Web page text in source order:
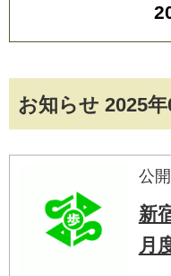
お知らせ 2025年
公
新
月